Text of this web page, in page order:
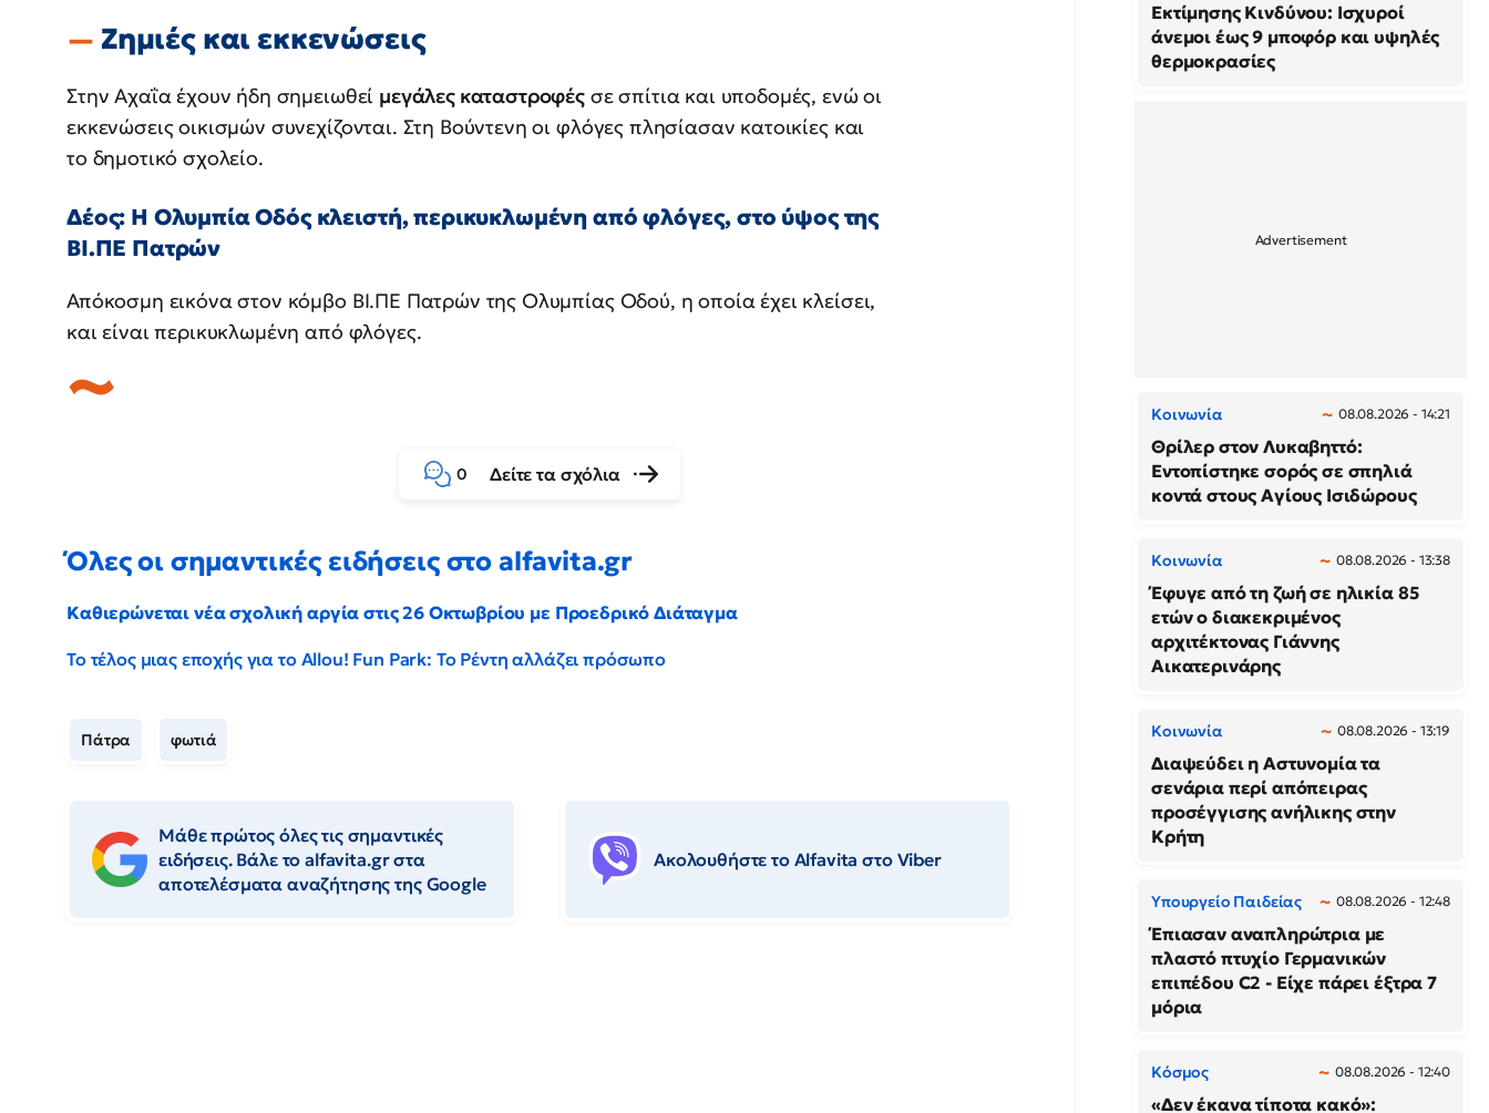
Ζημιές και εκκενώσεις
Στην Αχαΐα έχουν ήδη σημειωθεί μεγάλες καταστροφές σε σπίτια και υποδομές, ενώ οι
εκκενώσεις οικισμών συνεχίζονται. Στη Βούντενη οι φλόγες πλησίασαν κατοικίες και
το δημοτικό σχολείο.
Δέος: Η Ολυμπία Οδός κλειστή, περικυκλωμένη από φλόγες, στο ύψος της
ΒΙ.ΠΕ Πατρών
Απόκοσμη εικόνα στον κόμβο ΒΙ.ΠΕ Πατρών της Ολυμπίας Οδού, η οποία έχει κλείσει,
και είναι περικυκλωμένη από φλόγες.
0 Δείτε τα σχόλια
Όλες οι σημαντικές ειδήσεις στο alfavita.gr
Καθιερώνεται νέα σχολική αργία στις 26 Οκτωβρίου με Προεδρικό Διάταγμα
Το τέλος μιας εποχής για το Allou! Fun Park: Το Ρέντη αλλάζει πρόσωπο
Πάτρα φωτιά
Μάθε πρώτος όλες τις σημαντικές
ειδήσεις. Βάλε το alfavita.gr στα
αποτελέσματα αναζήτησης της Google
Ακολουθήστε το Αlfavita στο Viber
Εκτίμησης Κινδύνου: Ισχυροί
άνεμοι έως 9 μποφόρ και υψηλές
θερμοκρασίες
Κοινωνία 08.08.2026 - 14:21
Θρίλερ στον Λυκαβηττό:
Εντοπίστηκε σορός σε σπηλιά
κοντά στους Αγίους Ισιδώρους
Κοινωνία 08.08.2026 - 13:38
Έφυγε από τη ζωή σε ηλικία 85
ετών ο διακεκριμένος
αρχιτέκτονας Γιάννης
Αικατερινάρης
Κοινωνία 08.08.2026 - 13:19
Διαψεύδει η Αστυνομία τα
σενάρια περί απόπειρας
προσέγγισης ανήλικης στην
Κρήτη
Υπουργείο Παιδείας 08.08.2026 - 12:48
Έπιασαν αναπληρώτρια με
πλαστό πτυχίο Γερμανικών
επιπέδου C2 - Είχε πάρει έξτρα 7
μόρια
Κόσμος 08.08.2026 - 12:40
«Δεν έκανα τίποτα κακό»: